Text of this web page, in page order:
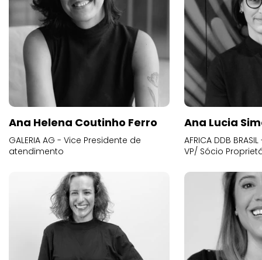
Ana Helena Coutinho Ferro
GALERIA AG - Vice Presidente de
atendimento
Ana Lucia
AFRICA DDB
VP/ Sócio